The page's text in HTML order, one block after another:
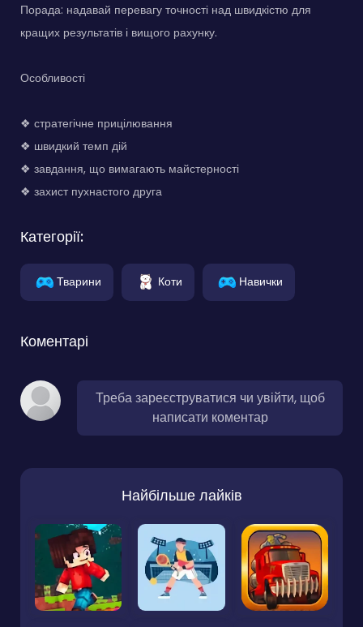
Порада: надавай перевагу точності над швидкістю для
кращих результатів і вищого рахунку.
Особливості
❖ стратегічне прицілювання
❖ швидкий темп дій
❖ завдання, що вимагають майстерності
❖ захист пухнастого друга
Категорії:
Тварини Коти Навички
Коментарі
Треба зареєструватися чи увійти, щоб
написати коментар
Найбільше лайків